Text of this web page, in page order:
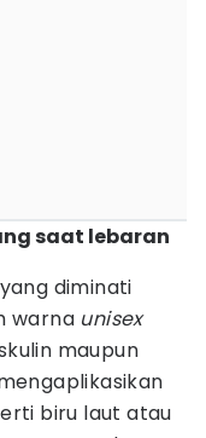
saat lebaran
diminati
warna unisex
maupun
biru laut atau